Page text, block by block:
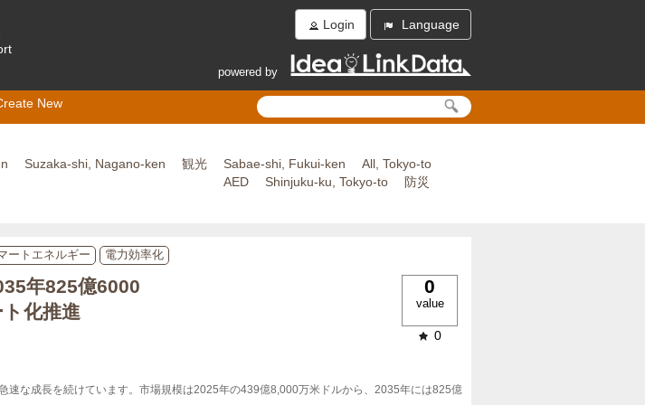
Login Language
powered by
New
Suzaka-shi, Nagano-ken 観光 Sabae-shi, Fukui-ken
All, Tokyo-to
AED
Shinjuku-ku, Tokyo-to
防災
ートエネルギー 電力効率化
年825億6000
化推進
速な成長を続けています。市場規模は2025年の439億8,000万米ドルから、2035年には825億
0
value
0